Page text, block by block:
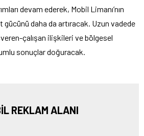
devam ederek, Mobil Limanı’nın
daha da artıracak. Uzun vadede
çalışan ilişkileri ve bölgesel
sonuçlar doğuracak.
REKLAM ALANI